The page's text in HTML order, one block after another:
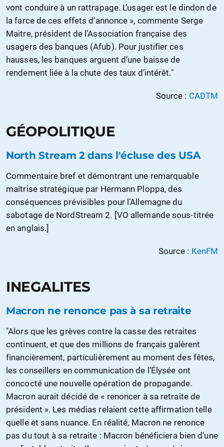
vont conduire à un rattrapage. L’usager est le dindon de
la farce de ces effets d’annonce », commente Serge
Maitre, président de l’Association française des
usagers des banques (Afub). Pour justifier ces
hausses, les banques arguent d’une baisse de
rendement liée à la chute des taux d’intérêt."
Source : CADTM
GÉOPOLITIQUE
North Stream 2 dans l'écluse des USA
Commentaire bref et démontrant une remarquable
maîtrise stratégique par Hermann Ploppa, des
conséquences prévisibles pour l’Allemagne du
sabotage de NordStream 2. [VO allemande sous-titrée
en anglais.]
Source : KenFM
INEGALITES
Macron ne renonce pas à sa retraite
"Alors que les grèves contre la casse des retraites
continuent, et que des millions de français galèrent
financièrement, particulièrement au moment des fêtes,
les conseillers en communication de l’Élysée ont
concocté une nouvelle opération de propagande.
Macron aurait décidé de « renoncer à sa retraite de
président ». Les médias relaient cette affirmation telle
quelle et sans nuance. En réalité, Macron ne renonce
pas du tout à sa retraite : Macron bénéficiera bien d’une